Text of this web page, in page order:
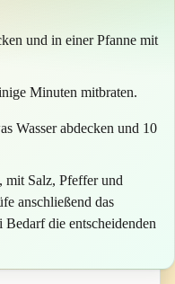
und in einer Pfanne mit
Minuten mitbraten.
Wasser abdecken und 10
mit Salz, Pfeffer und
anschließend das
die entscheidenden